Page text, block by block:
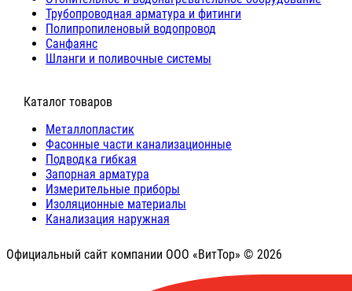
Трубопроводная арматура и фитинги
Полипропиленовый водопровод
Санфаянс
Шланги и поливочные системы
⠀Каталог товаров
Металлопластик
Фасонные части канализационные
Подводка гибкая
Запорная арматура
Измерительные приборы
Изоляционные материалы
Канализация наружная
Официальный сайт компании ООО «ВитТор» © 2026